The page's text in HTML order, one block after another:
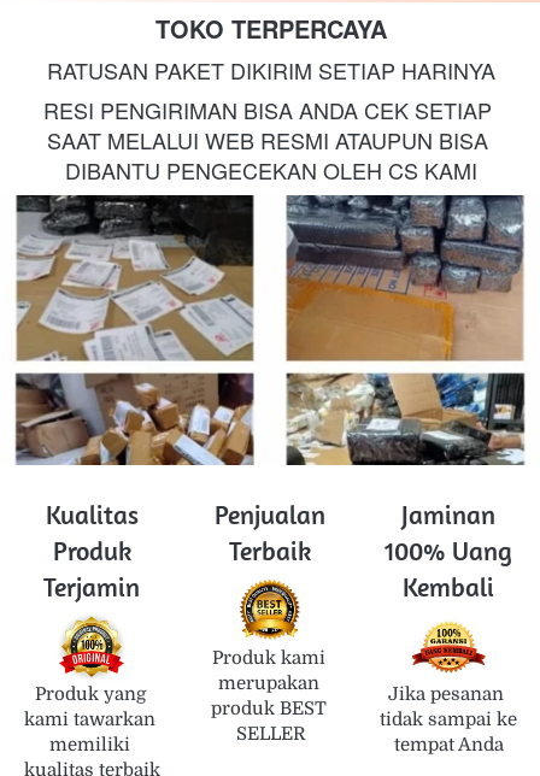
TOKO TERPERCAYA
RATUSAN PAKET DIKIRIM SETIAP HARINYA
RESI PENGIRIMAN BISA ANDA CEK SETIAP
SAAT MELALUI WEB RESMI ATAUPUN BISA
DIBANTU PENGECEKAN OLEH CS KAMI
Kualitas
Produk
Terjamin
Produk yang
kami tawarkan
memiliki
kualitas terbaik
Penjualan
Terbaik
Produk kami
merupakan
produk BEST
SELLER
Jaminan
100% Uang
Kembali
Jika pesanan
tidak sampai ke
tempat Anda